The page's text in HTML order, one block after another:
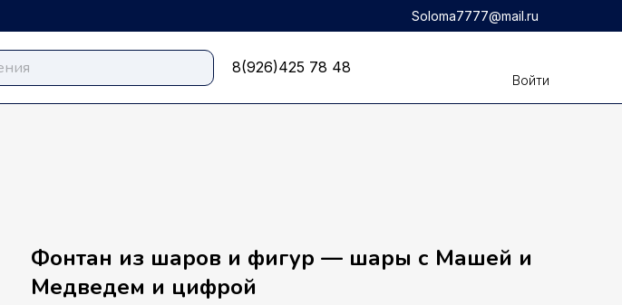
Soloma7777@mail.ru
Войти
8(926)425 78 48
8(926)425 78 48
balloondog.ruФонтан из шаров и фигур — шары с Машей и
Медведем и цифрой